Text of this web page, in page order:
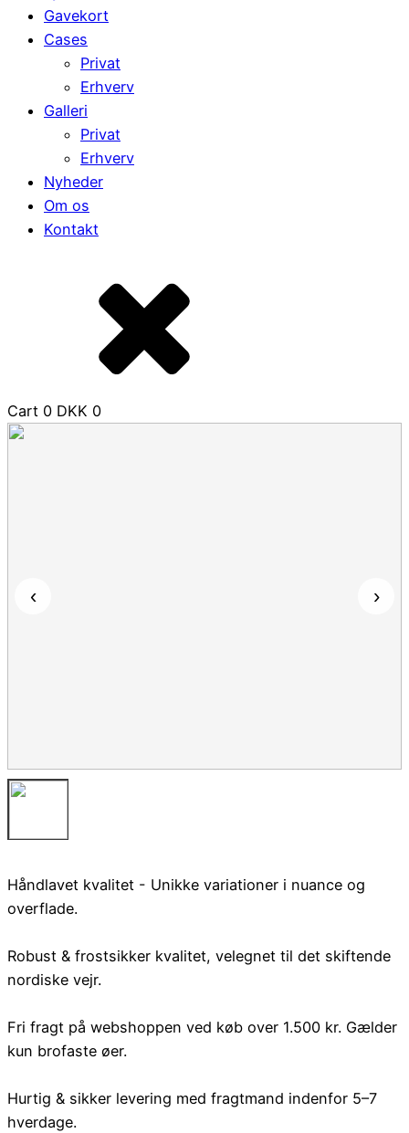
Gavekort
Cases
Privat
Erhverv
Galleri
Privat
Erhverv
Nyheder
Om os
Kontakt
Cart 0 DKK 0
‹ ›
Håndlavet kvalitet - Unikke variationer i nuance og
overflade.
Robust & frostsikker kvalitet, velegnet til det skiftende
nordiske vejr.
Fri fragt på webshoppen ved køb over 1.500 kr. Gælder
kun brofaste øer.
Hurtig & sikker levering med fragtmand indenfor 5–7
hverdage.